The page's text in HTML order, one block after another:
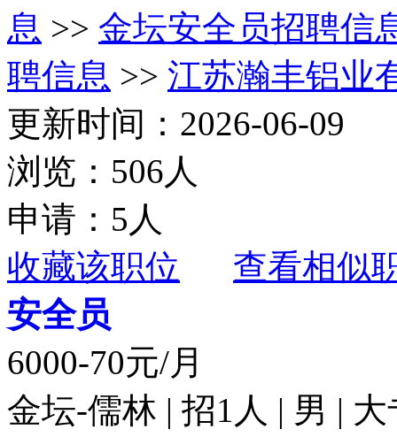
息 >> 金坛安全员招聘信
聘信息 >> 江苏瀚丰铝业
更新时间：2026-06-09
浏览：506人
申请：5人
收藏该职位
查看相似
安全员
6000-70元/月
金坛-儒林 | 招1人 | 男 |